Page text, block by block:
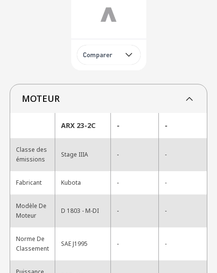
Comparer
MOTEUR
ARX 23-2C - -
Classe des
émissions
Stage IIIA - -
Fabricant Kubota - -
Modèle De
Moteur
D 1803 - M-DI - -
Norme De
Classement
SAE J1995 - -